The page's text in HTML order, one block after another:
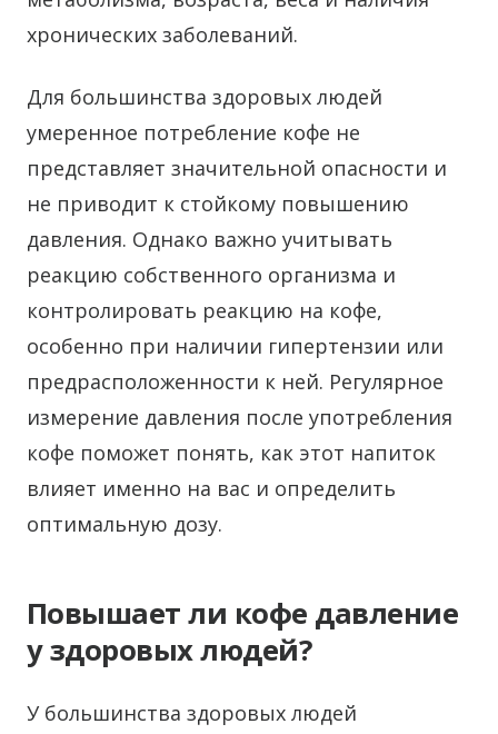
хронических заболеваний.
Для большинства здоровых людей
умеренное потребление кофе не
представляет значительной опасности и
не приводит к стойкому повышению
давления. Однако важно учитывать
реакцию собственного организма и
контролировать реакцию на кофе,
особенно при наличии гипертензии или
предрасположенности к ней. Регулярное
измерение давления после употребления
кофе поможет понять, как этот напиток
влияет именно на вас и определить
оптимальную дозу.
Повышает ли кофе давление
у здоровых людей?
У большинства здоровых людей